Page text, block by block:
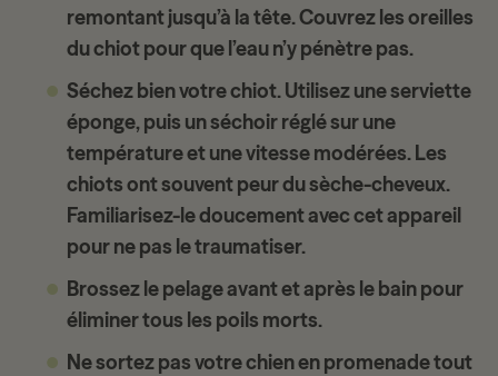
remontant jusqu’à la tête. Couvrez les oreilles
du chiot pour que l’eau n’y pénètre pas.
Séchez bien votre chiot. Utilisez une serviette
éponge, puis un séchoir réglé sur une
température et une vitesse modérées. Les
chiots ont souvent peur du sèche-cheveux.
Familiarisez-le doucement avec cet appareil
pour ne pas le traumatiser.
Brossez le pelage avant et après le bain pour
éliminer tous les poils morts.
Ne sortez pas votre chien en promenade tout